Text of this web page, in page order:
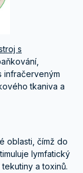
s
infračerveným
tkaniva a
oblasti, čímž do
lymfatický
a toxinů.